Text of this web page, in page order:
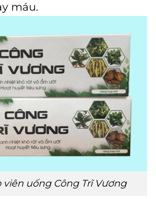
máu.
uống Công Trĩ Vương